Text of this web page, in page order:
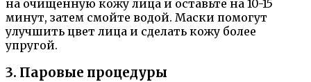
на очищенную кожу лица и оставьте на 10-15
минут, затем смойте водой. Маски помогут
улучшить цвет лица и сделать кожу более
упругой.
3. Паровые процедуры